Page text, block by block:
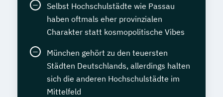
Selbst Hochschulstädte wie Passau
haben oftmals eher provinzialen
Charakter statt kosmopolitische Vibes
München gehört zu den teuersten
Städten Deutschlands, allerdings halten
sich die anderen Hochschulstädte im
Mittelfeld